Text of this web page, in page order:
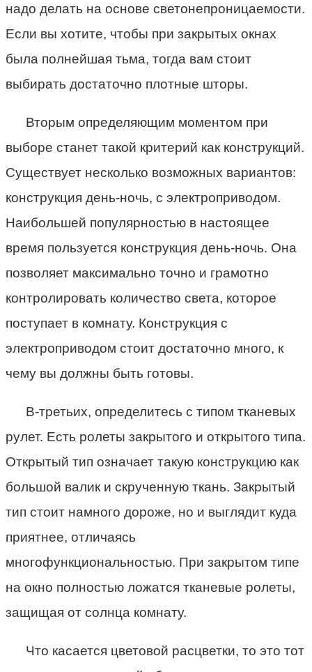
надо делать на основе светонепроницаемости.
Если вы хотите, чтобы при закрытых окнах
была полнейшая тьма, тогда вам стоит
выбирать достаточно плотные шторы.
Вторым определяющим моментом при
выборе станет такой критерий как конструкций.
Существует несколько возможных вариантов:
конструкция день-ночь, с электроприводом.
Наибольшей популярностью в настоящее
время пользуется конструкция день-ночь. Она
позволяет максимально точно и грамотно
контролировать количество света, которое
поступает в комнату. Конструкция с
электроприводом стоит достаточно много, к
чему вы должны быть готовы.
В-третьих, определитесь с типом тканевых
рулет. Есть ролеты закрытого и открытого типа.
Открытый тип означает такую конструкцию как
большой валик и скрученную ткань. Закрытый
тип стоит намного дороже, но и выглядит куда
приятнее, отличаясь
многофункциональностью. При закрытом типе
на окно полностью ложатся тканевые ролеты,
защищая от солнца комнату.
Что касается цветовой расцветки, то это тот